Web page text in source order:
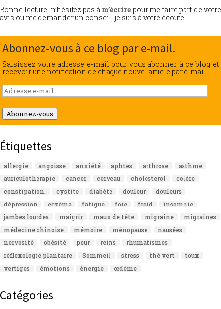
Bonne lecture, n’hésitez pas à m’écrire pour me faire part de votre
avis ou me demander un conseil, je suis à votre écoute.
Abonnez-vous à ce blog par e-mail.
Saisissez votre adresse e-mail pour vous abonner à ce blog et
recevoir une notification de chaque nouvel article par e-mail.
Adresse
e-
mail
Abonnez-vous
Étiquettes
allergie angoisse anxiété aphtes arthrose
asthme
auriculotherapie
cancer cerveau cholesterol
colère
constipation.
cystite diabète douleur
douleurs
dépression
eczéma fatigue foie froid
insomnie
jambes lourdes
maigrir maux de tête migraine
migraines
médecine chinoise
mémoire ménopause
nausées
nervosité
obésité peur reins
rhumatismes
réflexologie plantaire
Sommeil stress thé vert
toux
vertiges
émotions énergie œdème
Catégories